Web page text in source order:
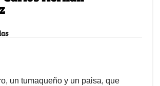
un tumaqueño y un paisa, que